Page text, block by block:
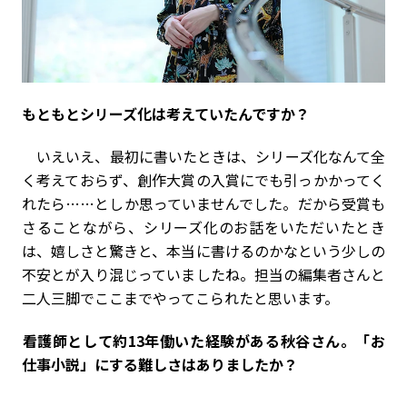
――もともとシリーズ化は考えていたんですか？
いえいえ、最初に書いたときは、シリーズ化なんて全
く考えておらず、創作大賞の入賞にでも引っかかってく
れたら……としか思っていませんでした。だから受賞も
さることながら、シリーズ化のお話をいただいたとき
は、嬉しさと驚きと、本当に書けるのかなという少しの
不安とが入り混じっていましたね。担当の編集者さんと
二人三脚でここまでやってこられたと思います。
――看護師として約13年働いた経験がある秋谷さん。「お
仕事小説」にする難しさはありましたか？